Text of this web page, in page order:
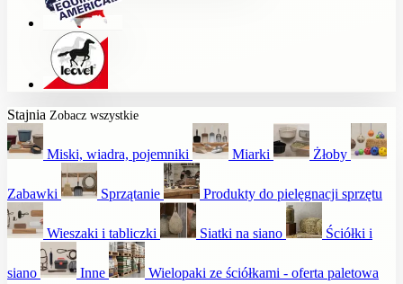
Stajnia Zobacz wszystkie
Miski, wiadra, pojemniki Miarki Żłoby
Zabawki Sprzątanie Produkty do pielęgnacji sprzętu
Wieszaki i tabliczki Siatki na siano Ściółki i
siano Inne
Wielopaki ze ściółkami - oferta paletowa